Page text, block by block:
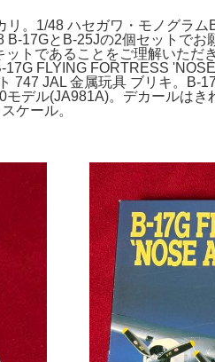
。1/48 ハセガワ・モノグラ
17GとB-25Jの2個セットで
トであることをご理解いた
FLYING FORTRESS
747 JAL 金属玩具 ブリキ。
デル(JA981A)。デカールは
ケール。